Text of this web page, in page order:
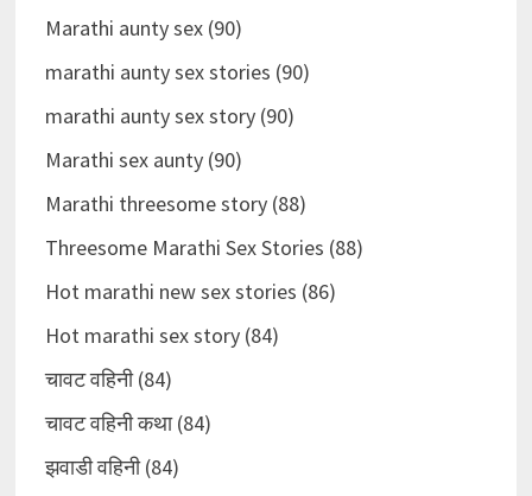
Marathi aunty sex (90)
marathi aunty sex stories (90)
marathi aunty sex story (90)
Marathi sex aunty (90)
Marathi threesome story (88)
Threesome Marathi Sex Stories (88)
Hot marathi new sex stories (86)
Hot marathi sex story (84)
चावट वहिनी (84)
चावट वहिनी कथा (84)
झवाडी वहिनी (84)